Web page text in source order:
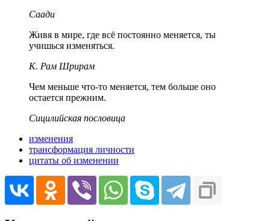
Саади
Живя в мире, где всё постоянно меняется, ты
учишься изменяться.
К. Рам Шрирам
Чем меньше что-то меняется, тем больше оно
остается прежним.
Сицилийская пословица
изменения
трансформация личности
цитаты об изменении